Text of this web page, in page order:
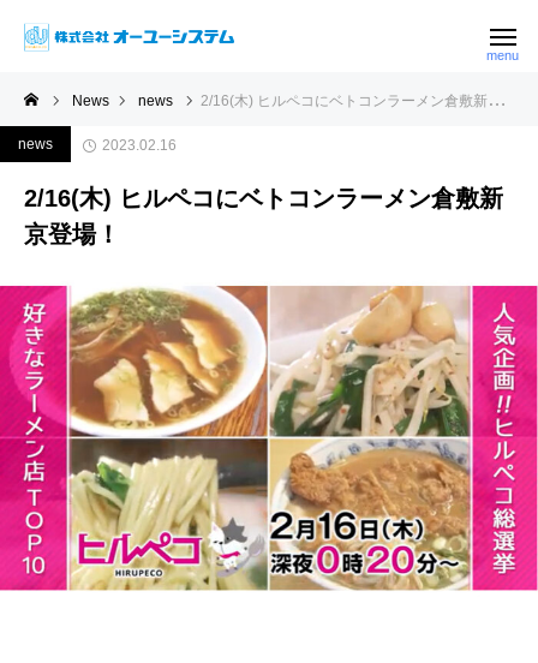
News news 2/16(木) ヒルペコにベトコンラーメン倉敷新京登場！
news 2023.02.16
2/16(木) ヒルペコにベトコンラーメン倉敷新
京登場！